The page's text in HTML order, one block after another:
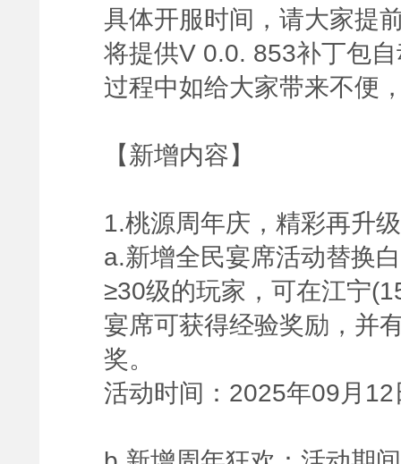
具体开服时间，请大家提
将提供V 0.0. 853补丁包
过程中如给大家带来不便
【新增内容】
1.桃源周年庆，精彩再升
a.新增全民宴席活动替换
≥30级的玩家，可在江宁
宴席可获得经验奖励，并
奖。
活动时间：2025年09月